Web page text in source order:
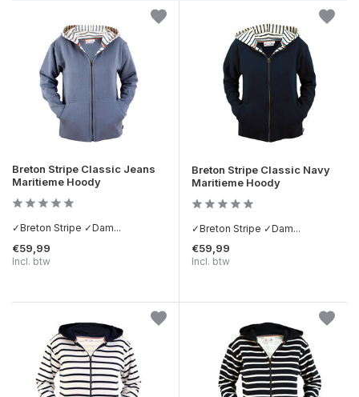
Breton Stripe Classic Jeans
Maritieme Hoody
✓Breton Stripe ✓Dam...
€59,99
Incl. btw
Breton Stripe Classic Navy
Maritieme Hoody
✓Breton Stripe ✓Dam...
€59,99
Incl. btw